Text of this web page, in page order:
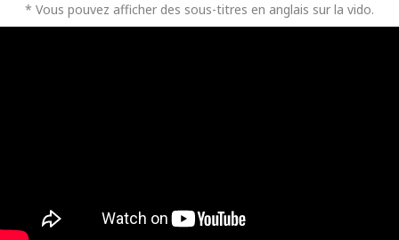
* Vous pouvez afficher des sous-titres en anglais sur la vido.